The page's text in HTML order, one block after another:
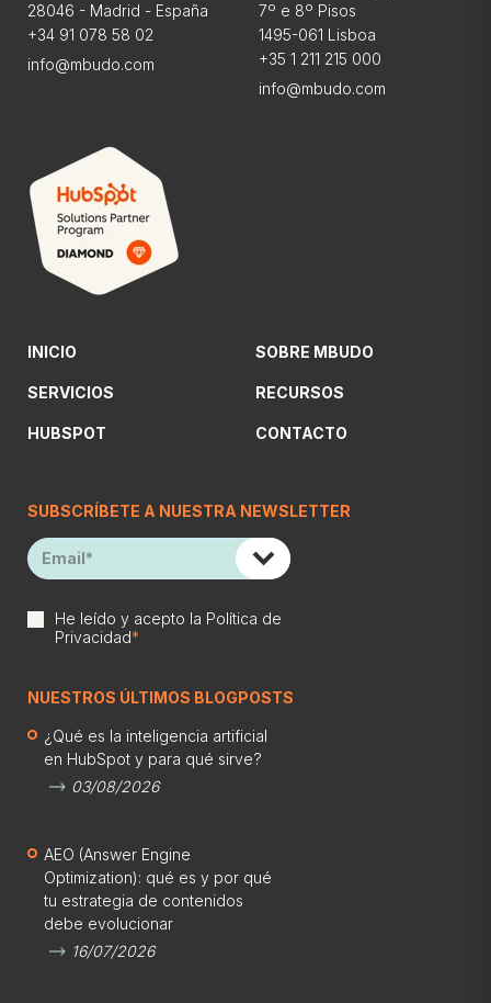
28046 - Madrid - España
+34 91 078 58 02
info@mbudo.com
7º e 8º Pisos
1495-061 Lisboa
+35 1 211 215 000
info@mbudo.com
INICIO
SERVICIOS
HUBSPOT
SOBRE MBUDO
RECURSOS
CONTACTO
SUBSCRÍBETE A NUESTRA NEWSLETTER
He leído y acepto la Política de
Privacidad*
NUESTROS ÚLTIMOS BLOGPOSTS
¿Qué es la inteligencia artificial
en HubSpot y para qué sirve?
03/08/2026
AEO (Answer Engine
Optimization): qué es y por qué
tu estrategia de contenidos
debe evolucionar
16/07/2026